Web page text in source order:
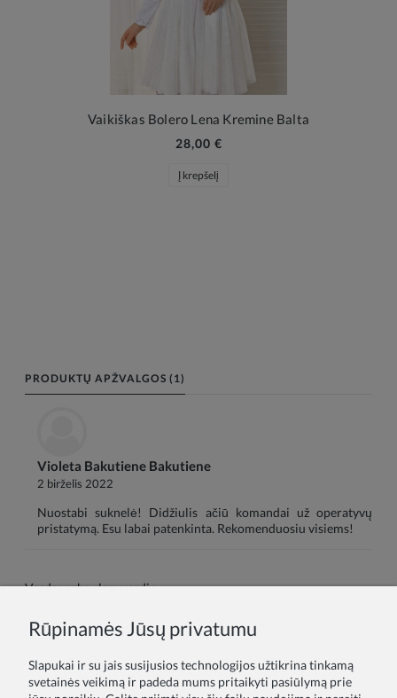
Vaikiškas Bolero Lena Kremine Balta
28,00 €
Į krepšelį
PRODUKTŲ APŽVALGOS (1)
Violeta Bakutiene Bakutiene
2 birželis 2022
Nuostabi suknelė! Didžiulis ačiū komandai už operatyvų
pristatymą. Esu labai patenkinta. Rekomenduosiu visiems!
Vardas arba slapyvardis:
Rūpinamės Jūsų privatumu
Slapukai ir su jais susijusios technologijos užtikrina tinkamą
svetainės veikimą ir padeda mums pritaikyti pasiūlymą prie